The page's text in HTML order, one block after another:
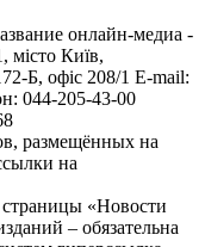
онлайн-медиа -
місто Київ,
Б, офіс 208/1 E-mail:
044-205-43-00
размещённых на
на
«Новости
– обязательна